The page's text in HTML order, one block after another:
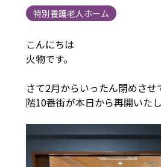
特別養護老人ホーム
こんにちは
火物です。
さて2月からいったん閉めさ
階10番街が本日から再開いたし